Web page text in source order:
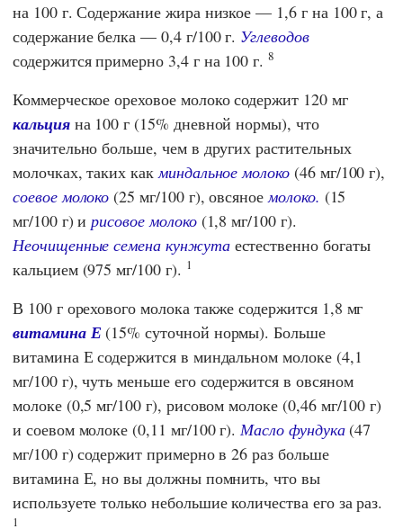
на 100 г. Содержание жира низкое — 1,6 г на 100 г, а
содержание белка — 0,4 г/100 г. Углеводов
содержится примерно 3,4 г на 100 г.8
Коммерческое ореховое молоко содержит 120 мг
кальцияна 100 г (15% дневной нормы), что
значительно больше, чем в других растительных
молочках, таких какминдальное молоко (46 мг/100 г),
соевое молоко (25 мг/100 г), овсяноемолоко. (15
мг/100 г) ирисовое молоко(1,8 мг/100 г).
Неочищенные семена кунжутаестественно богаты
кальцием (975 мг/100 г). 1
В 100 г орехового молока также содержится 1,8 мг
витамина Е (15% суточной нормы). Больше
витамина Е содержится в миндальном молоке (4,1
мг/100 г), чуть меньше его содержится в овсяном
молоке (0,5 мг/100 г), рисовом молоке (0,46 мг/100 г)
и соевом молоке (0,11 мг/100 г).Масло фундука(47
мг/100 г) содержит примерно в 26 раз больше
витамина Е, но вы должны помнить, что вы
используете только небольшие количества его за раз.
1